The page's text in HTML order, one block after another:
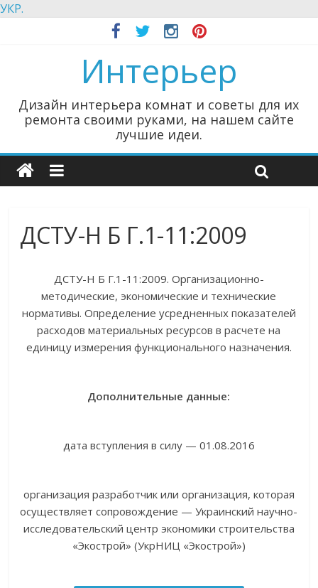
УКР.
Интерьер
Дизайн интерьера комнат и советы для их
ремонта своими руками, на нашем сайте
лучшие идеи.
ДСТУ-Н Б Г.1-11:2009
ДСТУ-Н Б Г.1-11:2009. Организационно-
методические, экономические и технические
нормативы. Определение усредненных показателей
расходов материальных ресурсов в расчете на
единицу измерения функционального назначения.
Дополнительные данные:
дата вступления в силу — 01.08.2016
организация разработчик или организация, которая
осуществляет сопровождение — Украинский научно-
исследовательский центр экономики строительства
«Экострой» (УкрНИЦ «Экострой»)